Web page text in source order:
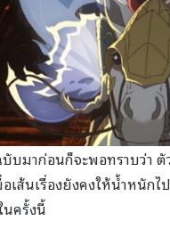
บมาก่อนก็จะพอทราบว่า
อเส้นเรื่องยังคงให้น้ำหนั
นครั้งนี้